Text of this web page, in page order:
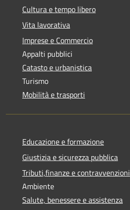
Cultura e tempo libero
Vita lavorativa
Imprese e Commercio
Appalti pubblici
Catasto e urbanistica
Turismo
Mobilità e trasporti
Educazione e formazione
Giustizia e sicurezza pubblica
Tributi,finanze e contravvenzioni
Ambiente
Salute, benessere e assistenza